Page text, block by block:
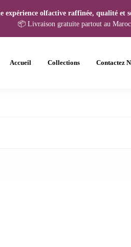
olfactive raffinée, qualité et
📦 Livraison gratuite partout au
Accueil Collections Contactez